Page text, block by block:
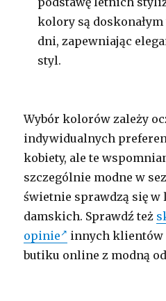
kolory są
dni, zapewniając
styl.
Wybór kolorów zależy
indywidualnych
kobiety, ale te
szczególnie modne w
świetnie sprawdzą się
damskich. Sprawdź też
opinie
innych klientów
butiku online z modną